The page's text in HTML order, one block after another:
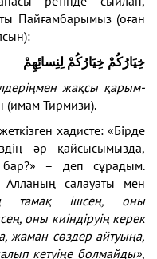
Пайғамбарымыз (оған
خِيَارُكُمْ خِيَارُكُمْ لِنِسائِهِمْ
жақсы қарым-
(имам Тирмизи).
хадисте: «Бірде
әр қайсысымызда,
бар?» – деп сұрадым.
салауаты мен
тамақ ішсең, оны
оны киіндіруің керек
жаман сөздер айтуыңа,
кетуіңе болмайды»,